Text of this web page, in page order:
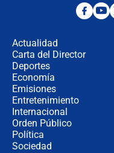
Actualidad
Carta del Director
Deportes
Economía
Emisiones
Entretenimiento
Internacional
Orden Público
Política
Sociedad